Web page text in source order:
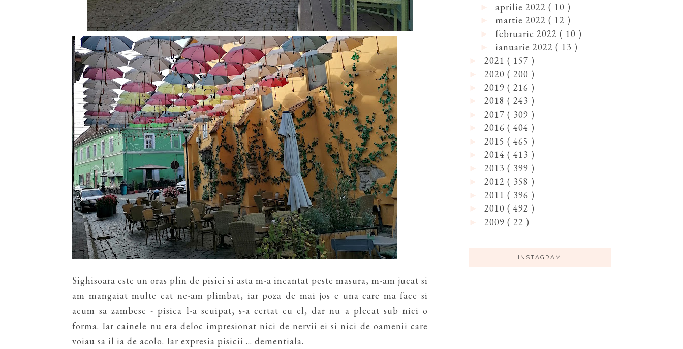
Sighisoara este un oras plin de pisici si asta m-a incantat peste masura, m-am jucat si
am mangaiat multe cat ne-am plimbat, iar poza de mai jos e una care ma face si
acum sa zambesc - pisica l-a scuipat, s-a certat cu el, dar nu a plecat sub nici o
forma. Iar cainele nu era deloc impresionat nici de nervii ei si nici de oamenii care
voiau sa il ia de acolo. Iar expresia pisicii ... dementiala.
aprilie 2022 ( 10 )
martie 2022 ( 12 )
februarie 2022 ( 10 )
ianuarie 2022 ( 13 )
2021 ( 157 )
2020 ( 200 )
2019 ( 216 )
2018 ( 243 )
2017 ( 309 )
2016 ( 404 )
2015 ( 465 )
2014 ( 413 )
2013 ( 399 )
2012 ( 358 )
2011 ( 396 )
2010 ( 492 )
2009 ( 22 )
INSTAGRAM